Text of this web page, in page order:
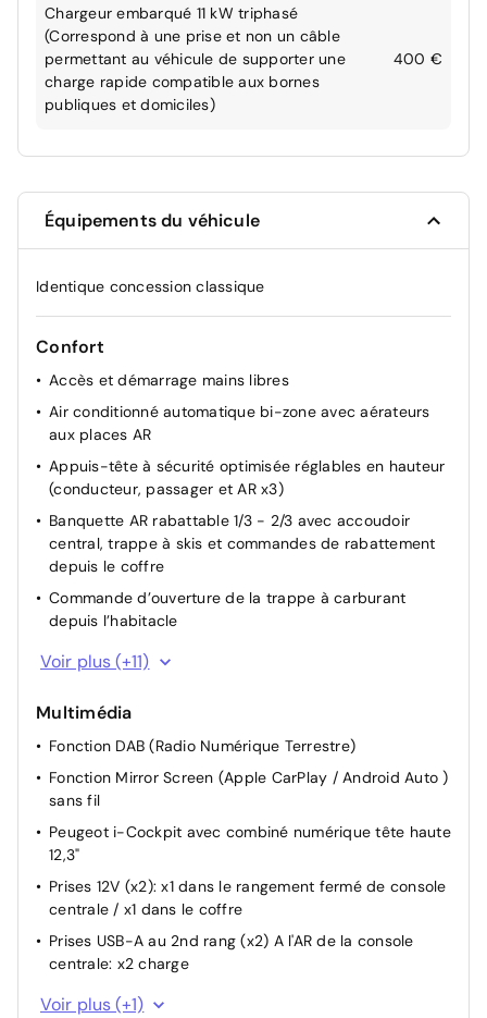
Chargeur embarqué 11 kW triphasé
(Correspond à une prise et non un câble
permettant au véhicule de supporter une
charge rapide compatible aux bornes
publiques et domiciles)
400 €
Équipements du véhicule
Identique concession classique
Confort
Accès et démarrage mains libres
Air conditionné automatique bi-zone avec aérateurs
aux places AR
Appuis-tête à sécurité optimisée réglables en hauteur
(conducteur, passager et AR x3)
Banquette AR rabattable 1/3 - 2/3 avec accoudoir
central, trappe à skis et commandes de rabattement
depuis le coffre
Commande d’ouverture de la trappe à carburant
depuis l’habitacle
Direction assistée électrique, réglable en hauteur et
profondeur (mécanique)
Habitacle et ciel de pavillon Noir Mistral
Sélecteur de boite de vitesses automatique e-Toggle
Sièges conducteur et passager réglables en hauteur,
avec réglage lombaire électrique (4 voies)
Tapis de coffre avec articulation pour accès à l'espace
de rangement du câble de recharge
Toggle Switches' chromés (touches 'piano' d'activation
des fonctions de l'écran tactile)
Sélecteur de modes de conduite 'Drive Mode' (Electric,
Hybrid, Sport)
compartiment de rangement éclairé
Voir plus (+11)
Multimédia
Fonction DAB (Radio Numérique Terrestre)
Fonction Mirror Screen (Apple CarPlay / Android Auto )
sans fil
Peugeot i-Cockpit avec combiné numérique tête haute
12,3"
Prises 12V (x2): x1 dans le rangement fermé de console
centrale / x1 dans le coffre
Prises USB-A au 2nd rang (x2) A l'AR de la console
centrale: x2 charge
Prises USB-C au 1er rang (x2) Dans le rangement sous
Voir plus (+1)